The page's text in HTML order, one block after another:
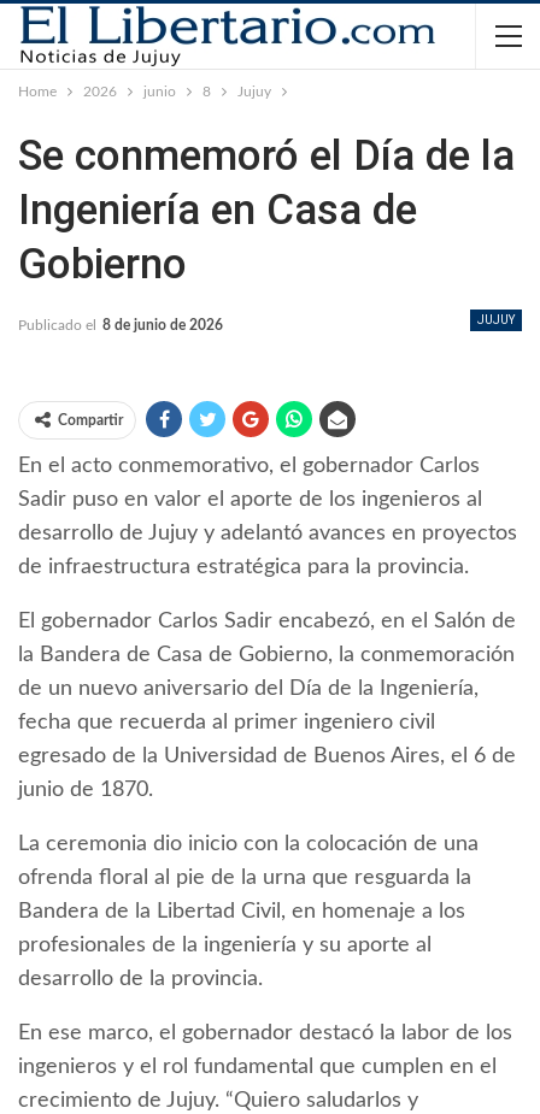
Home 2026 junio 8 Jujuy
Se conmemoró el Día de la
Ingeniería en Casa de
Gobierno
JUJUY
Publicado el 8 de junio de 2026
Compartir
En el acto conmemorativo, el gobernador Carlos
Sadir puso en valor el aporte de los ingenieros al
desarrollo de Jujuy y adelantó avances en proyectos
de infraestructura estratégica para la provincia.
El gobernador Carlos Sadir encabezó, en el Salón de
la Bandera de Casa de Gobierno, la conmemoración
de un nuevo aniversario del Día de la Ingeniería,
fecha que recuerda al primer ingeniero civil
egresado de la Universidad de Buenos Aires, el 6 de
junio de 1870.
La ceremonia dio inicio con la colocación de una
ofrenda floral al pie de la urna que resguarda la
Bandera de la Libertad Civil, en homenaje a los
profesionales de la ingeniería y su aporte al
desarrollo de la provincia.
En ese marco, el gobernador destacó la labor de los
ingenieros y el rol fundamental que cumplen en el
crecimiento de Jujuy. “Quiero saludarlos y